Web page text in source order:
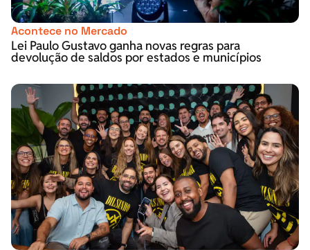
Acontece no Mercado
Lei Paulo Gustavo ganha novas regras para
devolução de saldos por estados e municípios